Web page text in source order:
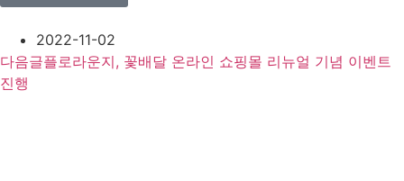
2022-11-02
다음글플로라운지, 꽃배달 온라인 쇼핑몰 리뉴얼 기념 이벤트
진행